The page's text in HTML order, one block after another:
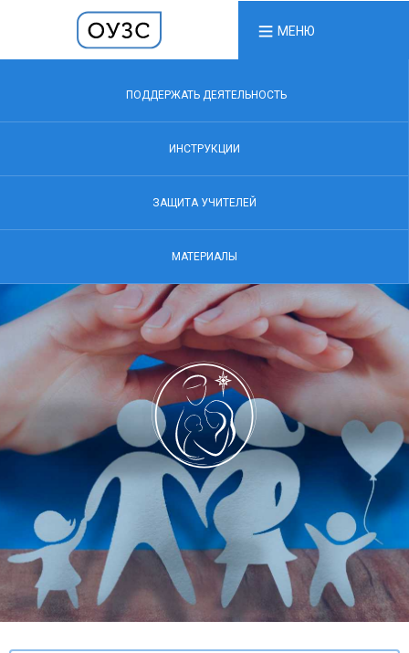
МЕНЮ
ПОДДЕРЖАТЬ ДЕЯТЕЛЬНОСТЬ
ИНСТРУКЦИИ
ЗАЩИТА УЧИТЕЛЕЙ
МАТЕРИАЛЫ